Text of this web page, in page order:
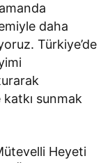
daha
Türkiye’de
sunmak
Heyeti